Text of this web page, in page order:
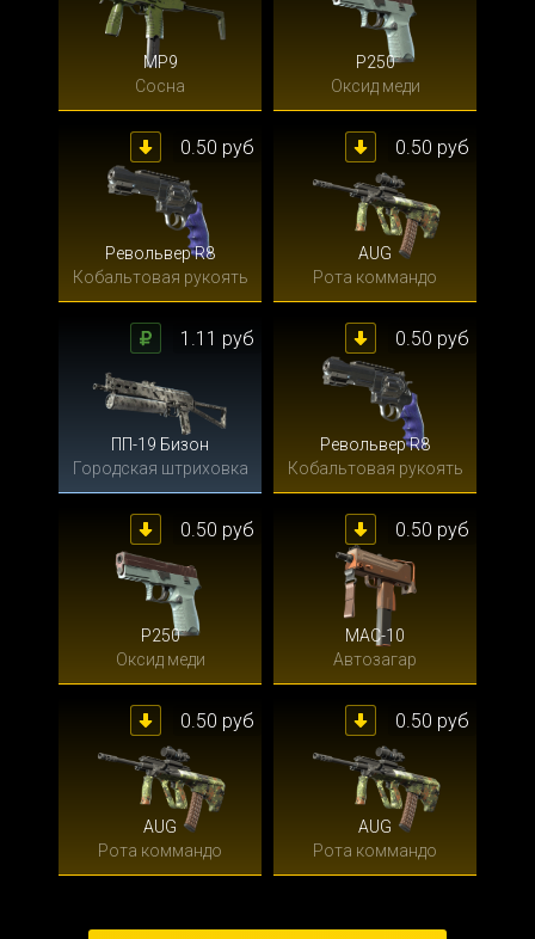
MP9
Сосна
P250
Оксид меди
Револьвер R8
Кобальтовая рукоять
0.50 руб
AUG
Рота коммандо
0.50 руб
ПП-19 Бизон
Городская штриховка
1.11 руб
Револьвер R8
Кобальтовая рукоять
0.50 руб
P250
Оксид меди
0.50 руб
MAC-10
Автозагар
0.50 руб
AUG
Рота коммандо
0.50 руб
AUG
Рота коммандо
0.50 руб